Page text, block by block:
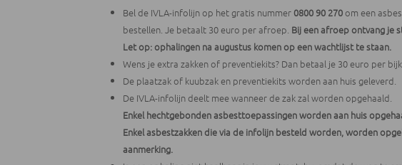
Bel de IVLA-infolijn op het gratis nummer 0800 90 270 om een
bestellen. Je betaalt 30 euro per afroep. Bij een afroep ontvang je
Let op: ophalingen na augustus komen op een wachtlijst te staan.
Wens je extra zakken of preventiekits? Dan betaal je 30 euro per
De plaatzak of kuubzak en preventiekits worden aan huis geleverd.
De IVLA-infolijn deelt mee wanneer de zak zal worden opgehaald.
Enkel hechtgebondenasbesttoepassingenworden aan huis
Enkel asbestzakken die via de infolijn besteld worden, worden
aanmerking.